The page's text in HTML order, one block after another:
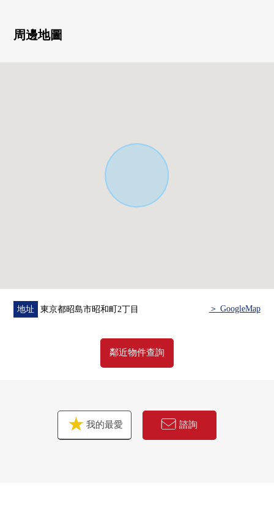
○ JR青梅線"昭島"車站步行3分鐘
○ 有窗的亮的浴室、洗手間
○ 被2樓部分安置浴室、洗臉
周邊地圖
地址 東京都昭島市昭和町2丁目 ＞ GoogleMap
鄰近物件查詢
我的最愛 諮詢